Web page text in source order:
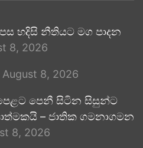
හදිසි නීතියට මග පාදන
8, 2026
August 8, 2026
පෙනී සිටින සිසුන්ට
– ජාතික ගමනාගමන
8, 2026